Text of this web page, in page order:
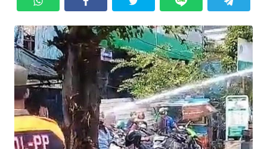
KHAS
OPINI
HUKRIM
PERISTIWA
Informasi